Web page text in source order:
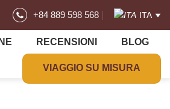
+84 889 598 568 ITA
RECENSIONI BLOG
VIAGGIO SU MISURA